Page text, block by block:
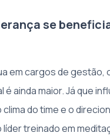
se
em cargos de gestão,
é ainda maior. Já que
do time e o
treinado em